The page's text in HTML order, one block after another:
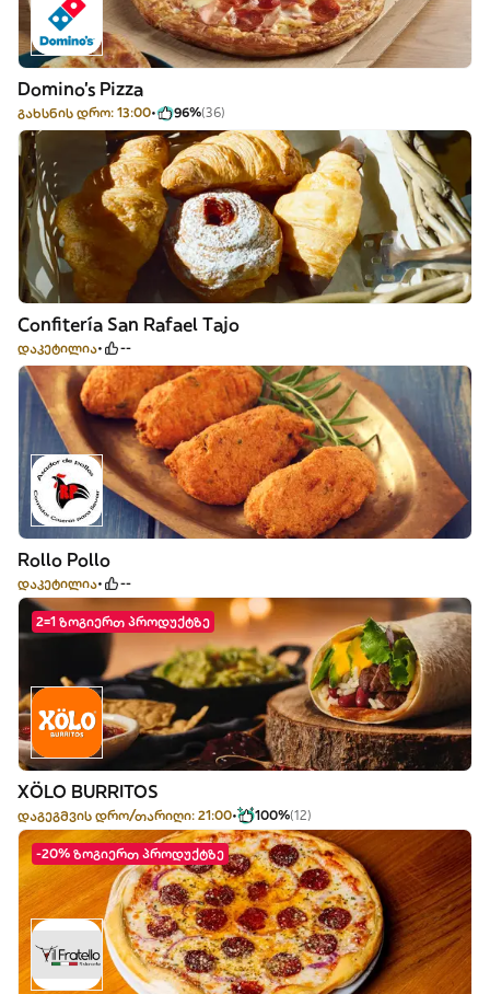
Domino's Pizza
გახსნის დრო: 13:00 96%(36)
Confitería San Rafael Tajo
დაკეტილია --
Rollo Pollo
დაკეტილია --
2=1 ზოგიერთ პროდუქტზე
XÖLO BURRITOS
დაგეგმვის დრო/თარიღი: 21:00 100%(12)
-20% ზოგიერთ პროდუქტზე